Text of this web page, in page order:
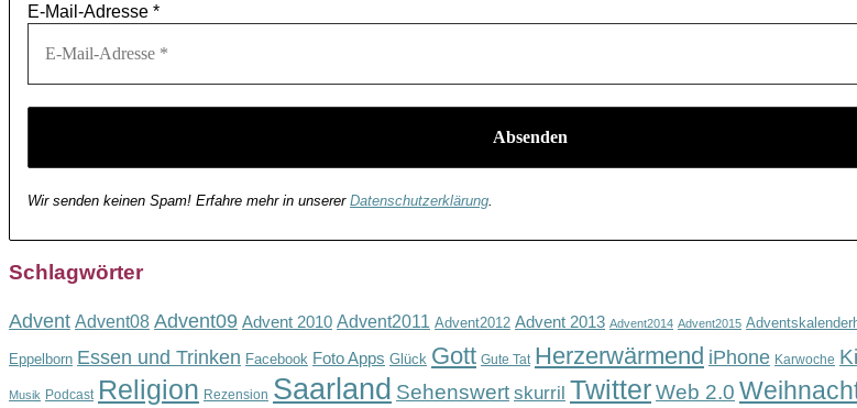
E-Mail-Adresse *
Wir senden keinen Spam! Erfahre mehr in unserer Datenschutzerklärung
Schlagwörter
Advent Advent08 Advent09 Advent 2010 Advent2011 Advent2012 Advent 2013 Advent2014 Advent2015
Eppelborn Essen und Trinken Facebook Foto Apps Glück Gott Gute Tat Herzerwärmend iPhone Karwoche
Musik Podcast Religion Rezension Saarland Sehenswert skurril TwitterWeb 2.0